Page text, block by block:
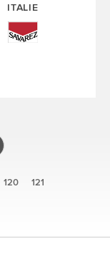
ITALIE
120
121